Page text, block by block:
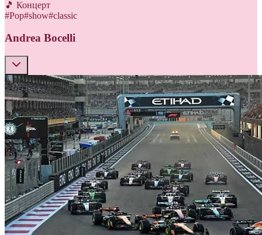
🎵 Концерт
#Pop#show#classic
Andrea Bocelli